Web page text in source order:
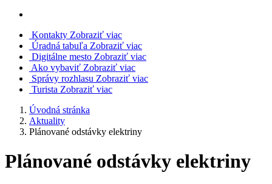
Kontakty Zobraziť viac
Úradná tabuľa Zobraziť viac
Digitálne mesto Zobraziť viac
Ako vybaviť Zobraziť viac
Správy rozhlasu Zobraziť viac
Turista Zobraziť viac
Úvodná stránka
Aktuality
Plánované odstávky elektriny
Plánované odstávky elektriny